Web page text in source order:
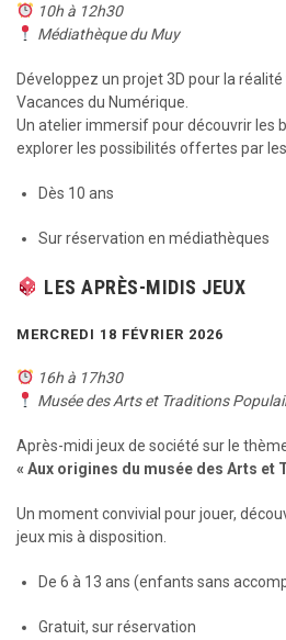
10h à 12h30
Médiathèque du Muy
Développez un projet 3D pour la réalité
Vacances du Numérique.
Un atelier immersif pour découvrir les
explorer les possibilités offertes par
Dès 10 ans
Sur réservation en médiathèques
LES APRÈS-MIDIS JEUX
MERCREDI 18 FÉVRIER 2026
16h à 17h30
Musée des Arts et Traditions
Après-midi jeux de société sur le
« Aux origines du musée des Arts et
Un moment convivial pour jouer,
jeux mis à disposition.
De 6 à 13 ans (enfants sans
Gratuit, sur réservation